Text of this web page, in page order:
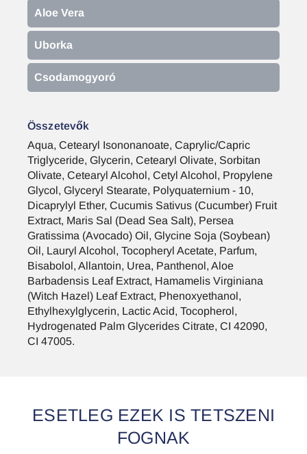
Aloe Vera
Uborka
Csodamogyoró
Összetevők
Aqua, Cetearyl Isononanoate, Caprylic/Capric
Triglyceride, Glycerin, Cetearyl Olivate, Sorbitan
Olivate, Cetearyl Alcohol, Cetyl Alcohol, Propylene
Glycol, Glyceryl Stearate, Polyquaternium - 10,
Dicaprylyl Ether, Cucumis Sativus (Cucumber) Fruit
Extract, Maris Sal (Dead Sea Salt), Persea
Gratissima (Avocado) Oil, Glycine Soja (Soybean)
Oil, Lauryl Alcohol, Tocopheryl Acetate, Parfum,
Bisabolol, Allantoin, Urea, Panthenol, Aloe
Barbadensis Leaf Extract, Hamamelis Virginiana
(Witch Hazel) Leaf Extract, Phenoxyethanol,
Ethylhexylglycerin, Lactic Acid, Tocopherol,
Hydrogenated Palm Glycerides Citrate, CI 42090,
CI 47005.
ESETLEG EZEK IS TETSZENI
FOGNAK